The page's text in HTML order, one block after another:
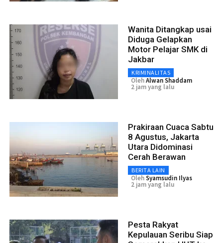
Wanita Ditangkap usai
Diduga Gelapkan
Motor Pelajar SMK di
Jakbar
KRIMINALITAS
OlehAlwan Shaddam
2 jam yang lalu
Prakiraan Cuaca Sabtu
8 Agustus, Jakarta
Utara Didominasi
Cerah Berawan
BERITA LAIN
OlehSyamsudin Ilyas
2 jam yang lalu
Pesta Rakyat
Kepulauan Seribu Siap